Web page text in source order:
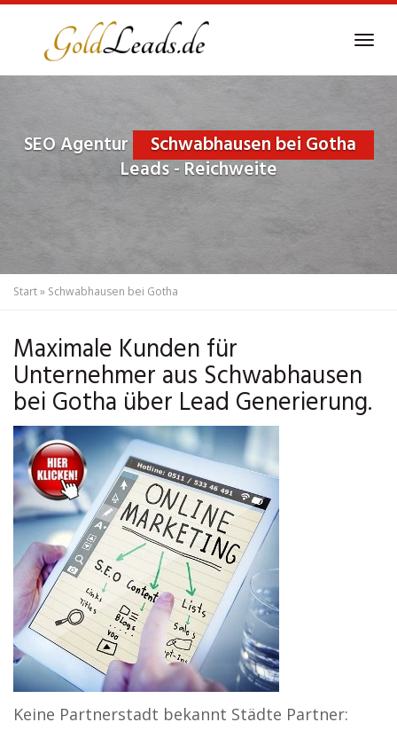
SEO Agentur
Schwabhausen bei Gotha
Leads - Reichweite
Start» Schwabhausen bei Gotha
Maximale Kunden für
Unternehmer aus Schwabhausen
bei Gotha über Lead Generierung.
Keine Partnerstadt bekannt Städte Partner: